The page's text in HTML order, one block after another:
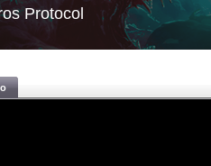
Protocol